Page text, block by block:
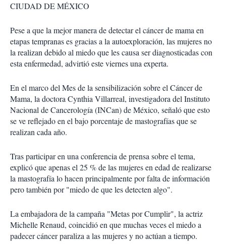
CIUDAD DE MÉXICO
Pese a que la mejor manera de detectar el cáncer de mama en
etapas tempranas es gracias a la autoexploración, las mujeres no
la realizan debido al miedo que les causa ser diagnosticadas con
esta enfermedad, advirtió este viernes una experta.
En el marco del Mes de la sensibilización sobre el Cáncer de
Mama, la doctora Cynthia Villarreal, investigadora del Instituto
Nacional de Cancerología (INCan) de México, señaló que esto
se ve reflejado en el bajo porcentaje de mastografías que se
realizan cada año.
Tras participar en una conferencia de prensa sobre el tema,
explicó que apenas el 25 % de las mujeres en edad de realizarse
la mastografía lo hacen principalmente por falta de información
pero también por "miedo de que les detecten algo".
La embajadora de la campaña "Metas por Cumplir", la actriz
Michelle Renaud, coincidió en que muchas veces el miedo a
padecer cáncer paraliza a las mujeres y no actúan a tiempo.